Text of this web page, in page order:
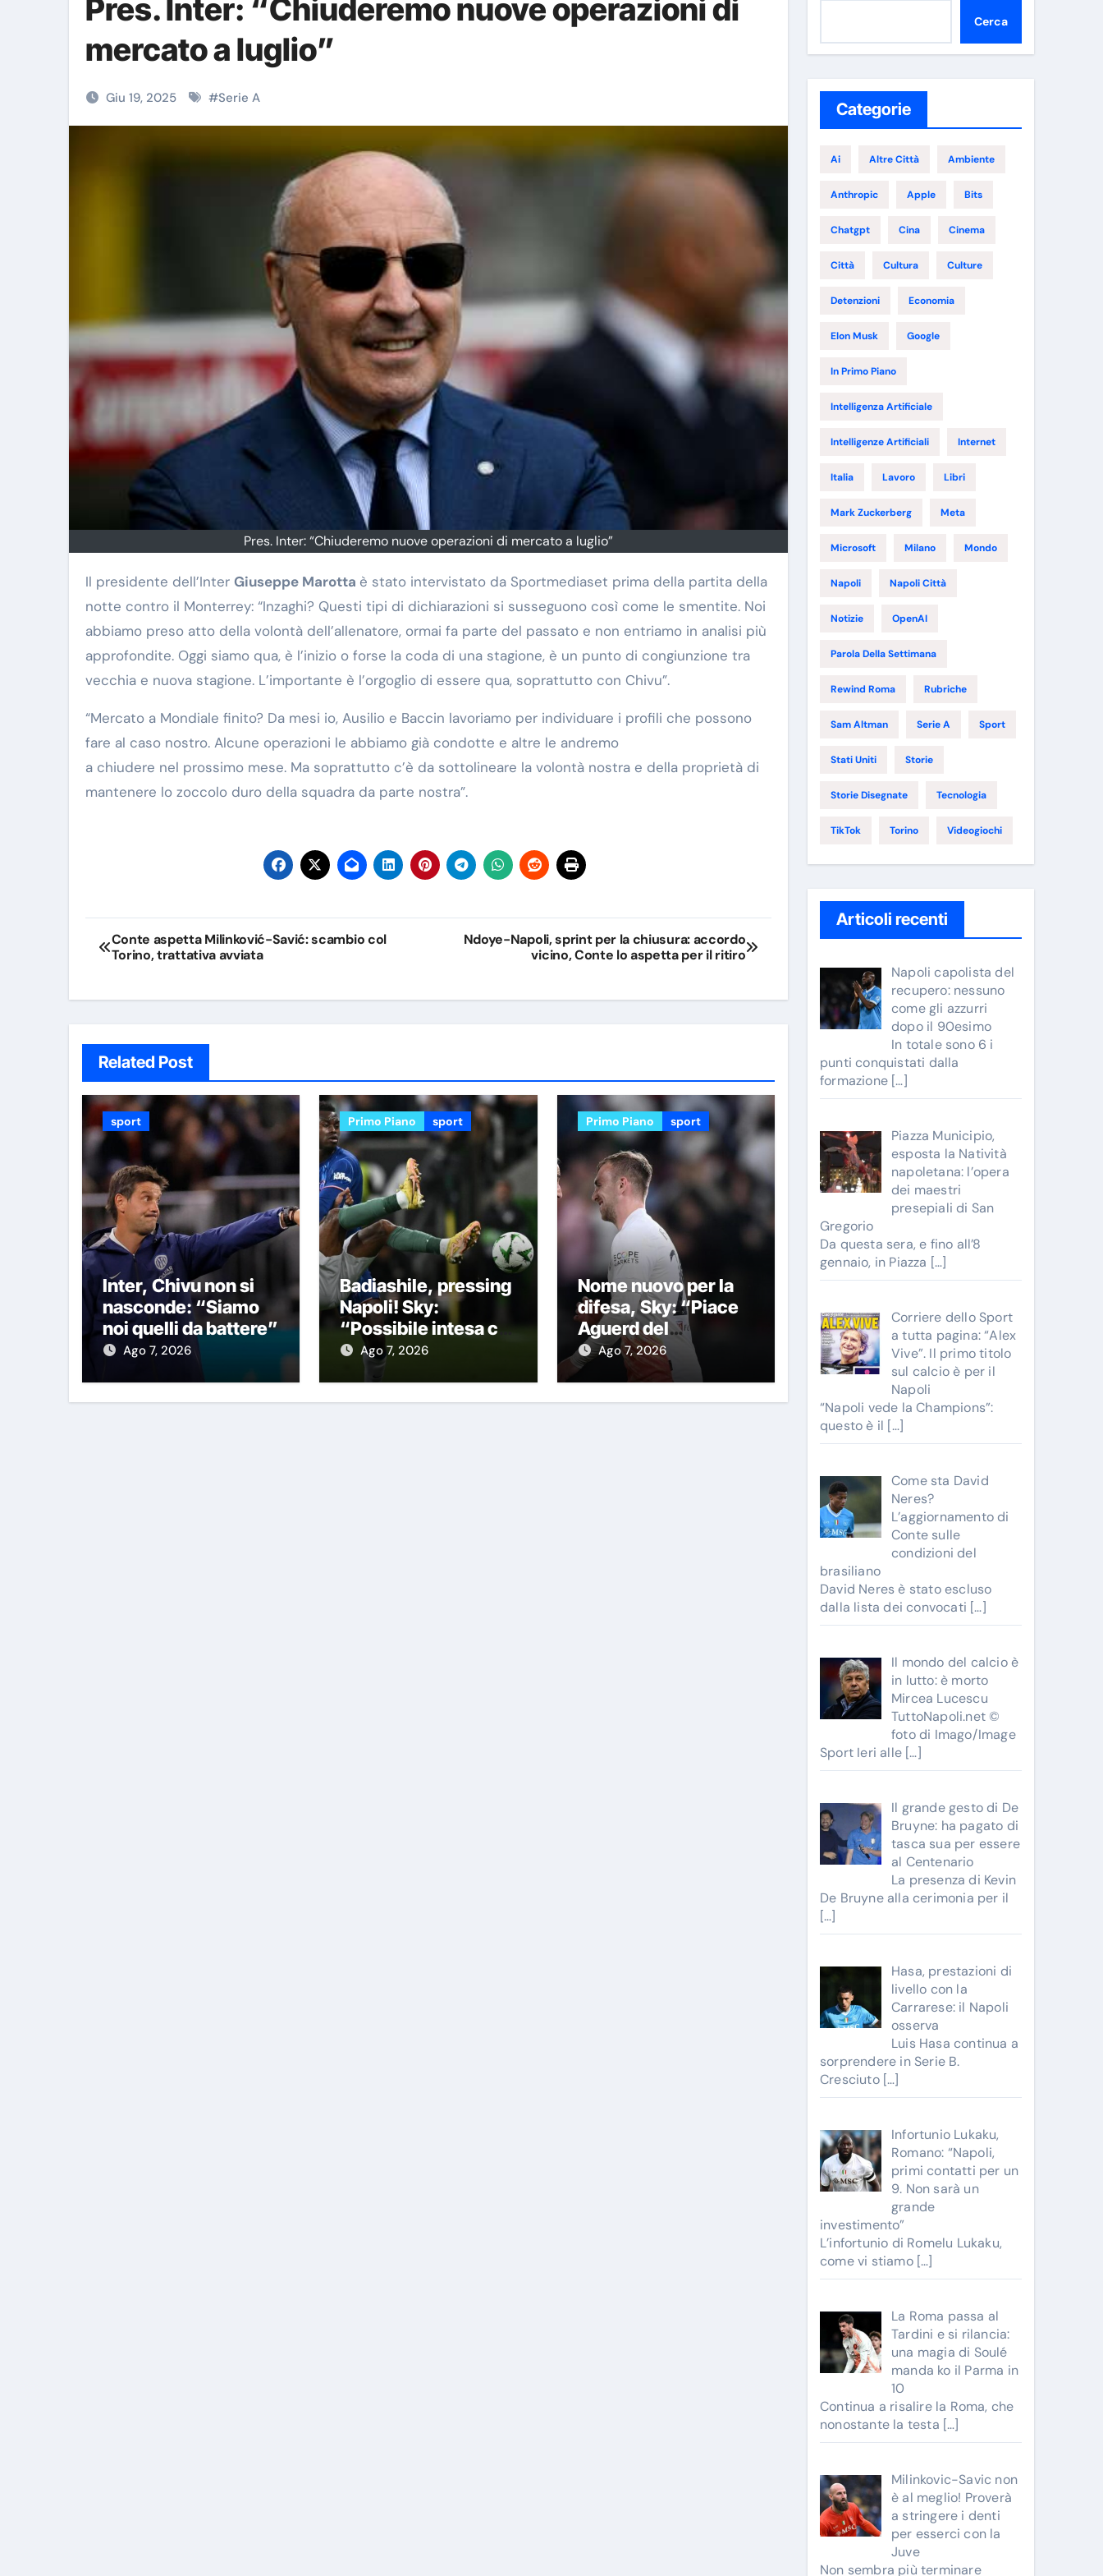
Pres. Inter: “Chiuderemo nuove operazioni di
mercato a luglio”
Giu 19, 2025 #Serie A
Pres. Inter: “Chiuderemo nuove operazioni di mercato a luglio”
Il presidente dell’Inter Giuseppe Marotta è stato intervistato da Sportmediaset prima della partita della
notte contro il Monterrey: “Inzaghi? Questi tipi di dichiarazioni si susseguono così come le smentite. Noi
abbiamo preso atto della volontà dell’allenatore, ormai fa parte del passato e non entriamo in analisi più
approfondite. Oggi siamo qua, è l’inizio o forse la coda di una stagione, è un punto di congiunzione tra
vecchia e nuova stagione. L’importante è l’orgoglio di essere qua, soprattutto con Chivu”.
“Mercato a Mondiale finito? Da mesi io, Ausilio e Baccin lavoriamo per individuare i profili che possono
fare al caso nostro. Alcune operazioni le abbiamo già condotte e altre le andremo
a chiudere nel prossimo mese. Ma soprattutto c’è da sottolineare la volontà nostra e della proprietà di
mantenere lo zoccolo duro della squadra da parte nostra”.
Navigazione
articoli
Conte aspetta Milinković-Savić: scambio col
Torino, trattativa avviata
Ndoye-Napoli, sprint per la chiusura: accordo
vicino, Conte lo aspetta per il ritiro
Related Post
sport
Inter, Chivu non si
nasconde: “Siamo
noi quelli da battere”
Ago 7, 2026
Primo Piano sport
Badiashile, pressing
Napoli! Sky:
“Possibile intesa col
Chelsea con questa
formula”
Ago 7, 2026
Primo Piano sport
Nome nuovo per la
difesa, Sky: “Piace
Aguerd del
Marsiglia”
Ago 7, 2026
Cerca
Categorie
Ai Altre Città Ambiente
Anthropic Apple Bits
Chatgpt Cina Cinema
Città Cultura Culture
Detenzioni Economia
Elon Musk Google
In Primo Piano
Intelligenza Artificiale
Intelligenze Artificiali Internet
Italia Lavoro Libri
Mark Zuckerberg Meta
Microsoft Milano Mondo
Napoli Napoli Città
Notizie OpenAI
Parola Della Settimana
Rewind Roma Rubriche
Sam Altman Serie A Sport
Stati Uniti Storie
Storie Disegnate Tecnologia
TikTok Torino Videogiochi
Articoli recenti
Napoli capolista del
recupero: nessuno
come gli azzurri
dopo il 90esimo
In totale sono 6 i
punti conquistati dalla
formazione […]
Piazza Municipio,
esposta la Natività
napoletana: l’opera
dei maestri
presepiali di San
Gregorio
Da questa sera, e fino all’8
gennaio, in Piazza […]
Corriere dello Sport
a tutta pagina: “Alex
Vive”. Il primo titolo
sul calcio è per il
Napoli
“Napoli vede la Champions”:
questo è il […]
Come sta David
Neres?
L’aggiornamento di
Conte sulle
condizioni del
brasiliano
David Neres è stato escluso
dalla lista dei convocati […]
Il mondo del calcio è
in lutto: è morto
Mircea Lucescu
TuttoNapoli.net ©
foto di Imago/Image
Sport Ieri alle […]
Il grande gesto di De
Bruyne: ha pagato di
tasca sua per essere
al Centenario
La presenza di Kevin
De Bruyne alla cerimonia per il
[…]
Hasa, prestazioni di
livello con la
Carrarese: il Napoli
osserva
Luis Hasa continua a
sorprendere in Serie B.
Cresciuto […]
Infortunio Lukaku,
Romano: “Napoli,
primi contatti per un
9. Non sarà un
grande
investimento”
L’infortunio di Romelu Lukaku,
come vi stiamo […]
La Roma passa al
Tardini e si rilancia:
una magia di Soulé
manda ko il Parma in
10
Continua a risalire la Roma, che
nonostante la testa […]
Milinkovic-Savic non
è al meglio! Proverà
a stringere i denti
per esserci con la
Juve
Non sembra più terminare